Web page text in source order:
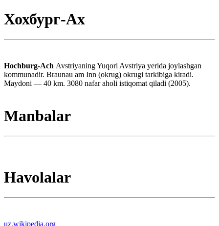
Хохбург-Ах
Hochburg-Ach Avstriyaning Yuqori Avstriya yerida joylashgan
kommunadir. Braunau am Inn (okrug) okrugi tarkibiga kiradi.
Maydoni — 40 km. 3080 nafar aholi istiqomat qiladi (2005).
Manbalar
Havolalar
uz.wikipedia.org